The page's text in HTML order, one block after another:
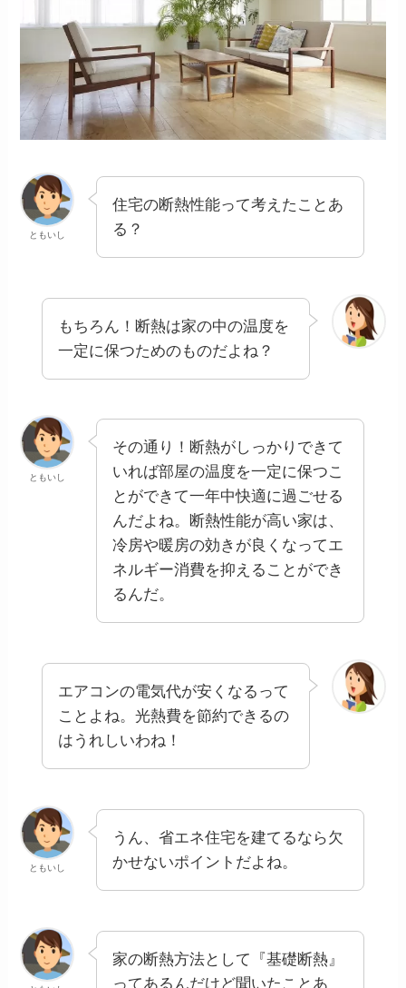
ともいし
住宅の断熱性能って考えたことあ
る？
もちろん！断熱は家の中の温度を
一定に保つためのものだよね？
ともいし
その通り！断熱がしっかりできて
いれば部屋の温度を一定に保つこ
とができて一年中快適に過ごせる
んだよね。断熱性能が高い家は、
冷房や暖房の効きが良くなってエ
ネルギー消費を抑えることができ
るんだ。
エアコンの電気代が安くなるって
ことよね。光熱費を節約できるの
はうれしいわね！
ともいし
うん、省エネ住宅を建てるなら欠
かせないポイントだよね。
家の断熱方法として『基礎断熱』
ってあるんだけど聞いたことあ